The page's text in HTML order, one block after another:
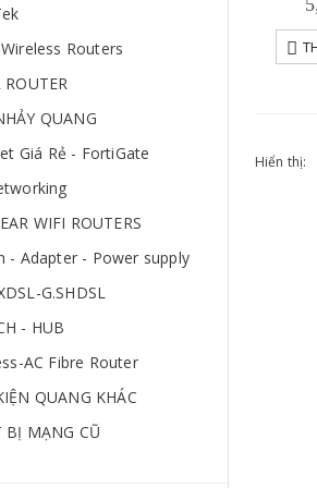
Hiển thị:
Routers
ROUTER
QUANG
Giá Rẻ - FortiGate
WIFI ROUTERS
- Adapter - Power supply
G.SHDSL
- HUB
AC Fibre Router
QUANG KHÁC
BỊ MẠNG CŨ